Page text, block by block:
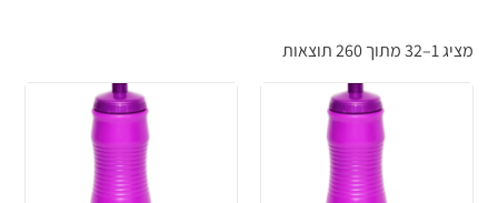
מציג 1–32 מתוך 260 תוצאות